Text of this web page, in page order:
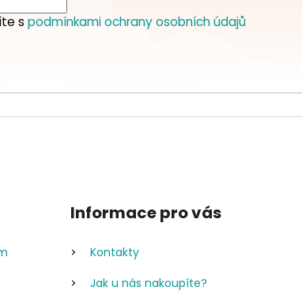
s podmínkami ochrany osobních údajů
Informace pro vás
Kontakty
Jak u nás nakoupíte?